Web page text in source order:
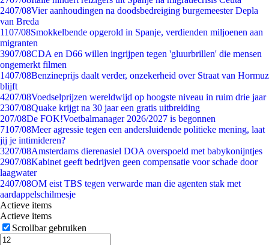
2407/08Vier aanhoudingen na doodsbedreiging burgemeester Depla
van Breda
1107/08Smokkelbende opgerold in Spanje, verdienden miljoenen aan
migranten
3907/08CDA en D66 willen ingrijpen tegen 'gluurbrillen' die mensen
ongemerkt filmen
1407/08Benzineprijs daalt verder, onzekerheid over Straat van Hormuz
blijft
4207/08Voedselprijzen wereldwijd op hoogste niveau in ruim drie jaar
2307/08Quake krijgt na 30 jaar een gratis uitbreiding
207/08De FOK!Voetbalmanager 2026/2027 is begonnen
7107/08Meer agressie tegen een andersluidende politieke mening, laat
jij je intimideren?
3207/08Amsterdams dierenasiel DOA overspoeld met babykonijntjes
2907/08Kabinet geeft bedrijven geen compensatie voor schade door
laagwater
2407/08OM eist TBS tegen verwarde man die agenten stak met
aardappelschilmesje
Actieve items
Actieve items
Scrollbar gebruiken